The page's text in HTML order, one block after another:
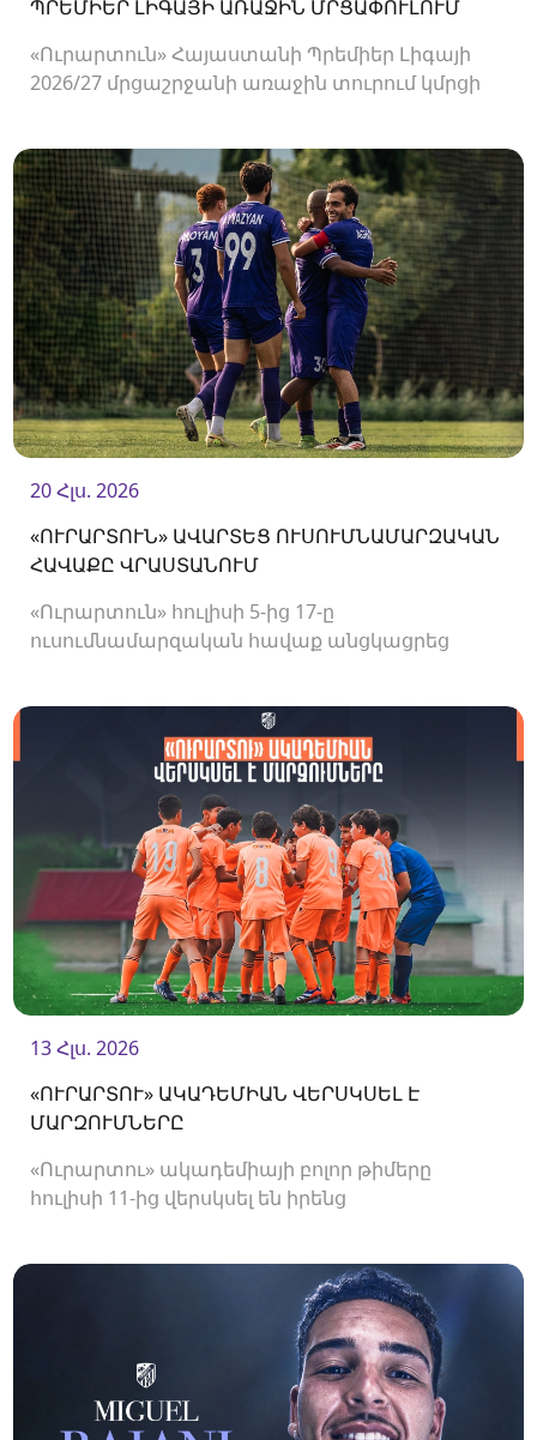
ՊՐԵՄԻԵՐ ԼԻԳԱՅԻ ԱՌԱՋԻՆ ՄՐՑԱՓՈՒԼՈՒՄ
«Ուրարտուն» Հայաստանի Պրեմիեր Լիգայի
2026/27 մրցաշրջանի առաջին տուրում կմրցի
20 Հլս. 2026
«ՈՒՐԱՐՏՈՒՆ» ԱՎԱՐՏԵՑ ՈՒՍՈՒՄՆԱՄԱՐԶԱԿԱՆ
ՀԱՎԱՔԸ ՎՐԱՍՏԱՆՈՒՄ
«Ուրարտուն» հուլիսի 5-ից 17-ը
ուսումնամարզական հավաք անցկացրեց
13 Հլս. 2026
«ՈՒՐԱՐՏՈՒ» ԱԿԱԴԵՄԻԱՆ ՎԵՐՍԿՍԵԼ Է
ՄԱՐԶՈՒՄՆԵՐԸ
«Ուրարտու» ակադեմիայի բոլոր թիմերը
հուլիսի 11-ից վերսկսել են իրենց